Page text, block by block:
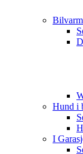
Hund i
I